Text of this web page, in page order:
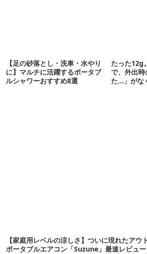
【足の砂落とし・洗車・水やり
に】マルチに活躍するポータブ
ルシャワーおすすめ8選
たった12g
で、外出
た…」がな
【家庭用レベルの涼しさ】ついに現れたアウ
ポータブルエアコン「Suzune」最速レビュー